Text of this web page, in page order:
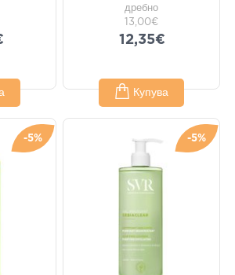
дребно
13,00€
12,35€
Купува
-5% -5%